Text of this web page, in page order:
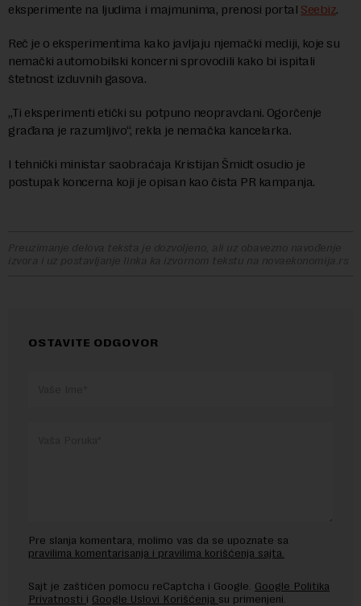
eksperimente na ljudima i majmunima, prenosi portal Seebiz.
Reč je o eksperimentima kako javljaju njemački mediji, koje su
nemački automobilski koncerni sprovodili kako bi ispitali
štetnost izduvnih gasova.
„Ti eksperimenti etički su potpuno neopravdani. Ogorčenje
građana je razumljivo“, rekla je nemačka kancelarka.
I tehnički ministar saobraćaja Kristijan Šmidt osudio je
postupak koncerna koji je opisan kao čista PR kampanja.
Preuzimanje delova teksta je dozvoljeno, ali uz obavezno navođenje
izvora i uz postavljanje linka ka izvornom tekstu na novaekonomija.rs
OSTAVITE ODGOVOR
Pre slanja komentara, molimo vas da se upoznate sa
pravilima komentarisanja i pravilima korišćenja sajta.
Sajt je zaštićen pomocu reCaptcha i Google. Google Politika
Privatnosti i Google Uslovi Korišćenja su primenjeni.